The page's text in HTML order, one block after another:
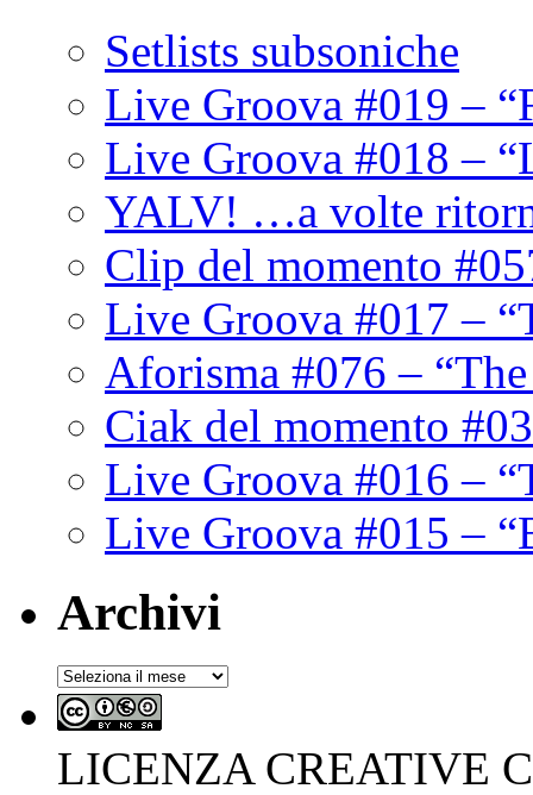
Setlists subsoniche
Live Groova #019 –
Live Groova #018 –
YALV! …a volte
Clip del momento
Live Groova #017 –
Aforisma #076 –
Ciak del momento
Live Groova #016 –
Live Groova #015 –
Archivi
Archivi
LICENZA CREATIVE